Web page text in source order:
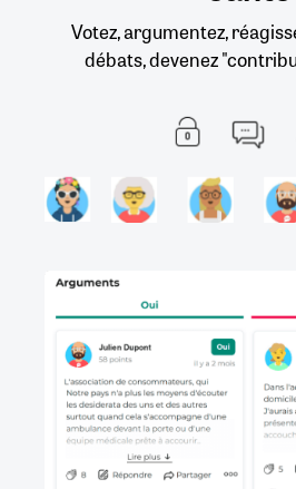
Votez, argumentez,
débats, devenez